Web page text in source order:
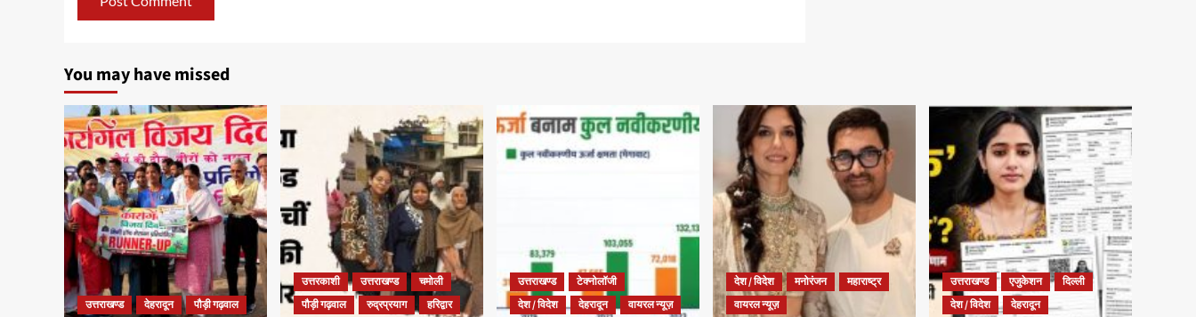
You may have missed
उत्तराखण्ड देहरादून पौड़ी गढ़वाल
उत्तरकाशी उत्तराखण्ड
चमोली
पौड़ी गढ़वाल
रुद्रप्रयाग हरिद्वार
उत्तराखण्ड
टेक्नोलॉजी
देश / विदेश
देहरादून वायरल न्यूज़
देश / विदेश मनोरंजन
महाराष्ट्र
वायरल न्यूज़
उत्तराखण्ड एजुकेशन
दिल्ली
देश / विदेश
देहरादून